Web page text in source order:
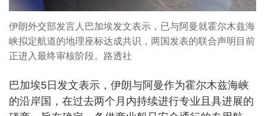
伊朗外交部发言人巴加埃发文表示，已与阿曼就霍尔木兹海
峡拟定航道的地理座标达成共识，两国发表的联合声明目前
正进入最终审核阶段。路透社
巴加埃5日发文表示，伊朗与阿曼作为霍尔木兹海峡
的沿岸国，在过去两个月内持续进行专业且具进展的